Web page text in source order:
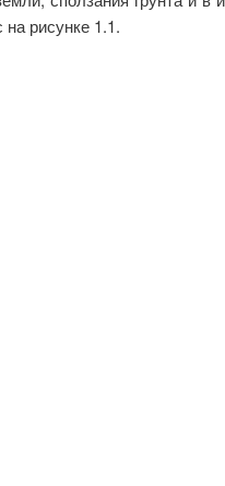
рисунке 1.1.